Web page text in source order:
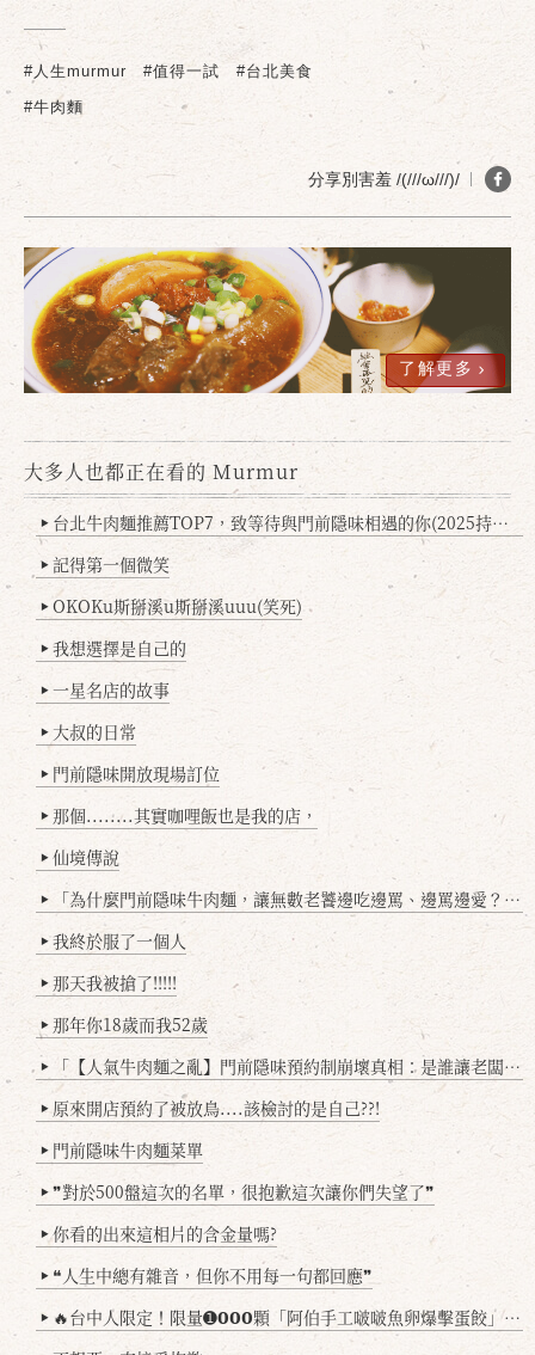
#人生murmur #值得一試
#台北美食
#牛肉麵
分享別害羞 /(///ω///)/
了解更多
大多人也都正在看的 Murmur
▶ 台北牛肉麵推薦TOP7，致等待與門前隱味相遇的你(2025持續更新
▶ 記得第一個微笑
▶ OKOKu斯掰溪u斯掰溪uuu(笑死)
▶ 我想選擇是自己的
▶ 一星名店的故事
▶ 大叔的日常
▶ 門前隱味開放現場訂位
▶ 那個........其實咖哩飯也是我的店，
▶ 仙境傳說
▶ 「為什麼門前隱味牛肉麵，讓無數老饕邊吃邊罵、邊罵邊愛？小辣雞揭密！」
▶ 我終於服了一個人
▶ 那天我被搶了!!!!!
▶ 那年你18歲而我52歲
▶ 「【人氣牛肉麵之亂】門前隱味預約制崩壞真相：是誰讓老闆心灰意冷？」
▶ 原來開店預約了被放鳥....該檢討的是自己??!
▶ 門前隱味牛肉麵菜單
▶ ❞對於500盤這次的名單，很抱歉這次讓你們失望了❞
▶ 你看的出來這相片的含金量嗎?
▶ ❝人生中總有雜音，但你不用每一句都回應❞
▶ 🔥台中人限定！限量➊𝟬𝟬𝟬顆「阿伯手工啵啵魚卵爆擊蛋餃」台北已被搶爆2萬顆，最後名額門前隱味只留給你！🥟💥